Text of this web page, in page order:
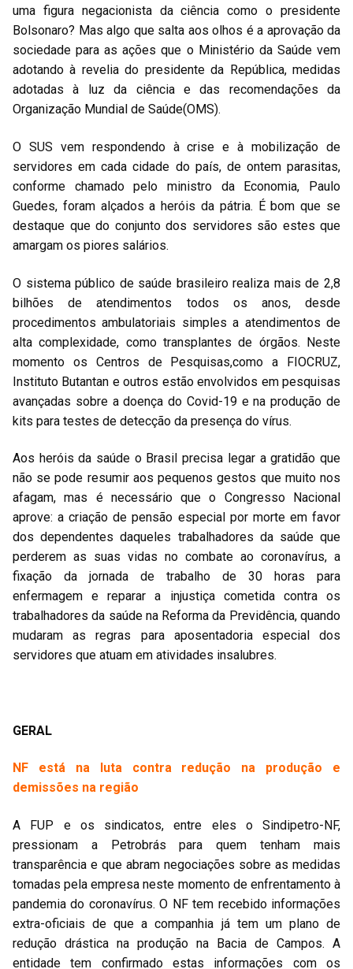
uma figura negacionista da ciência como o presidente
Bolsonaro? Mas algo que salta aos olhos é a aprovação da
sociedade para as ações que o Ministério da Saúde vem
adotando à revelia do presidente da República, medidas
adotadas à luz da ciência e das recomendações da
Organização Mundial de Saúde(OMS).
O SUS vem respondendo à crise e à mobilização de
servidores em cada cidade do país, de ontem parasitas,
conforme chamado pelo ministro da Economia, Paulo
Guedes, foram alçados a heróis da pátria. É bom que se
destaque que do conjunto dos servidores são estes que
amargam os piores salários.
O sistema público de saúde brasileiro realiza mais de 2,8
bilhões de atendimentos todos os anos, desde
procedimentos ambulatoriais simples a atendimentos de
alta complexidade, como transplantes de órgãos. Neste
momento os Centros de Pesquisas,como a FIOCRUZ,
Instituto Butantan e outros estão envolvidos em pesquisas
avançadas sobre a doença do Covid-19 e na produção de
kits para testes de detecção da presença do vírus.
Aos heróis da saúde o Brasil precisa legar a gratidão que
não se pode resumir aos pequenos gestos que muito nos
afagam, mas é necessário que o Congresso Nacional
aprove: a criação de pensão especial por morte em favor
dos dependentes daqueles trabalhadores da saúde que
perderem as suas vidas no combate ao coronavírus, a
fixação da jornada de trabalho de 30 horas para
enfermagem e reparar a injustiça cometida contra os
trabalhadores da saúde na Reforma da Previdência, quando
mudaram as regras para aposentadoria especial dos
servidores que atuam em atividades insalubres.
GERAL
NF está na luta contra redução na produção e
demissões na região
A FUP e os sindicatos, entre eles o Sindipetro-NF,
pressionam a Petrobrás para quem tenham mais
transparência e que abram negociações sobre as medidas
tomadas pela empresa neste momento de enfrentamento à
pandemia do coronavírus. O NF tem recebido informações
extra-oficiais de que a companhia já tem um plano de
redução drástica na produção na Bacia de Campos. A
entidade tem confirmado estas informações com os